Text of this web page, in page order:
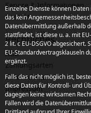
Service & Informationen
Kontakt
Rechtliches
AGB
Zahlungsarten
Datenschutz
Impressum
Einzelne Dienste können
das kein
Datenübermittlung außerhalb
stattfindet, ist diese u. a. mit
2 lit. c EU-DSGVO
EU-Standardvertragsklauseln
ergänzt.
Falls das nicht möglich ist,
diese Daten für Kontroll- und
dagegen keine wirksamen
Fällen wird die